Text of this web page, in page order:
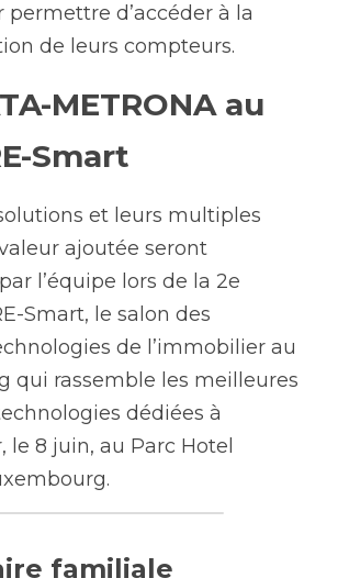
permettre d’accéder à la
de leurs compteurs.
METRONA au
Smart
et leurs multiples
ajoutée seront
l’équipe lors de la 2e
Smart, le salon des
de l’immobilier au
qui rassemble les meilleures
dédiées à
le 8 juin, au Parc Hotel
familiale